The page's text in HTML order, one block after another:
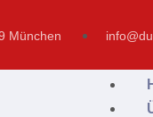
München